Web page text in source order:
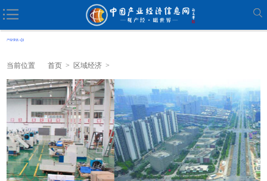
当前位置 首页 > 区域经济 >